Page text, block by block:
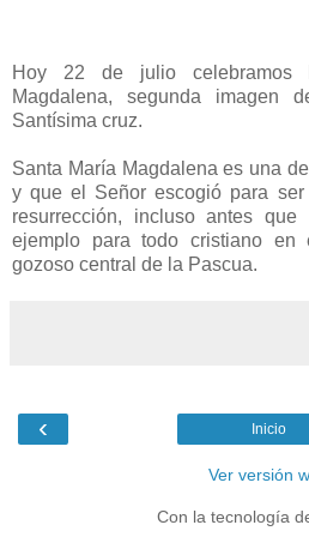
Hoy 22 de julio celebramos
Magdalena, segunda imagen
Santísima cruz.
Santa María Magdalena es una
y que el Señor escogió para
resurrección, incluso antes
ejemplo para todo cristiano en
gozoso central de la Pascua.
‹ Inicio
Ver versión
Con la tecnología